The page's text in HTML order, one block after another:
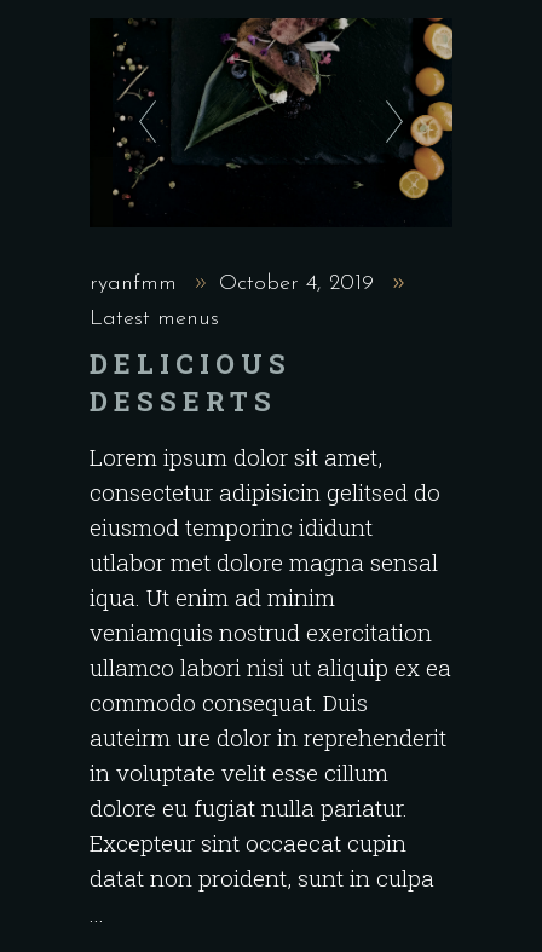
ryanfmm
October 4, 2019
Latest menus
DELICIOUS
DESSERTS
Lorem ipsum dolor sit amet,
consectetur adipisicin gelitsed do
eiusmod temporinc ididunt
utlabor met dolore magna sensal
iqua. Ut enim ad minim
veniamquis nostrud exercitation
ullamco labori nisi ut aliquip ex ea
commodo consequat. Duis
auteirm ure dolor in reprehenderit
in voluptate velit esse cillum
dolore eu fugiat nulla pariatur.
Excepteur sint occaecat cupin
datat non proident, sunt in culpa